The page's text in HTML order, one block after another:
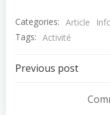
Categories: Article
Tags: Activité
Previous post